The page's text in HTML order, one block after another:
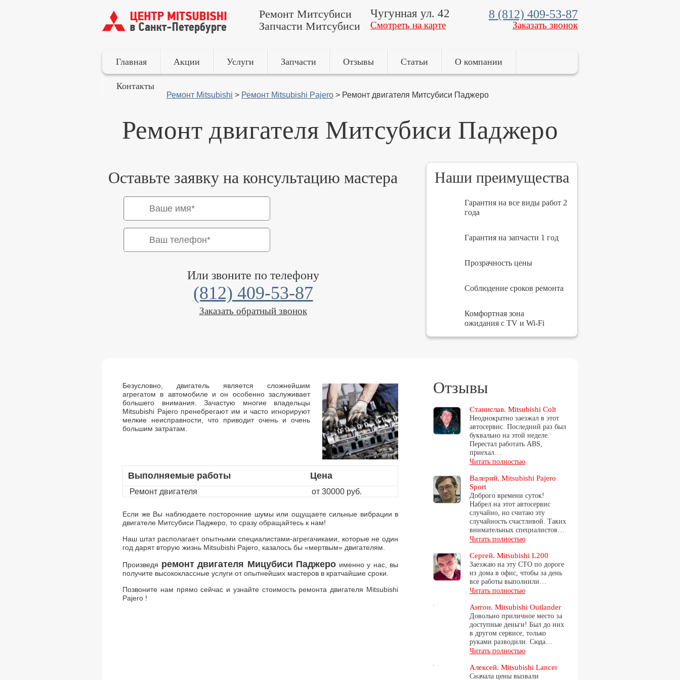
Ремонт Митсубиси
Запчасти Митсубиси
Чугунная ул. 42
Смотреть на карте
8 (812) 409-53-87
Заказать звонок
Главная Акции Услуги Запчасти Отзывы Статьи О компании
Контакты
Ремонт Mitsubishi > Ремонт Mitsubishi Pajero > Ремонт двигателя Митсубиси Паджеро
Ремонт двигателя Митсубиси Паджеро
Оставьте заявку на консультацию мастера
Или звоните по телефону
(812) 409-53-87
Заказать обратный звонок
Наши преимущества
Гарантия на все виды работ 2
года
Гарантия на запчасти 1 год
Прозрачность цены
Соблюдение сроков ремонта
Комфортная зона
ожидания с TV и Wi-Fi
Безусловно, двигатель является сложнейшим
агрегатом в автомобиле и он особенно заслуживает
большего внимания. Зачастую многие владельцы
Mitsubishi Pajero пренебрегают им и часто игнорируют
мелкие неисправности, что приводит очень и очень
большим затратам.
Выполняемые работы Цена
Ремонт двигателя от 30000 руб.
Если же Вы наблюдаете посторонние шумы или ощущаете сильные вибрации в
двигателе Митсубиси Паджеро, то сразу обращайтесь к нам!
Наш штат располагает опытными специалистами-агрегачиками, которые не один
год дарят вторую жизнь Mitsubishi Pajero, казалось бы «мертвым» двигателям.
Произведя ремонт двигателя Мицубиси Паджеро именно у нас, вы
получите высококлассные услуги от опытнейших мастеров в кратчайшие сроки.
Позвоните нам прямо сейчас и узнайте стоимость ремонта двигателя Mitsubishi
Pajero !
Отзывы
Станислав. Mitsubishi Colt
Неоднократно заезжал в этот
автосервис. Последний раз был
буквально на этой неделе.
Перестал работать ABS,
приехал…
Читать полностью
Валерий. Mitsubishi Pajero
Sport
Доброго времени суток!
Набрел на этот автосервис
случайно, но считаю эту
случайность счастливой. Таких
внимательных специалистов…
Читать полностью
Сергей. Mitsubishi L200
Заезжаю на эту СТО по дороге
из дома в офис, чтобы за день
все работы выполнили…
Читать полностью
Антон. Mitsubishi Outlander
Довольно приличное место за
доступные деньги! Был до них
в другом сервисе, только
руками разводили. Сюда…
Читать полностью
Алексей. Mitsubishi Lancer
Сначала цены вызвали